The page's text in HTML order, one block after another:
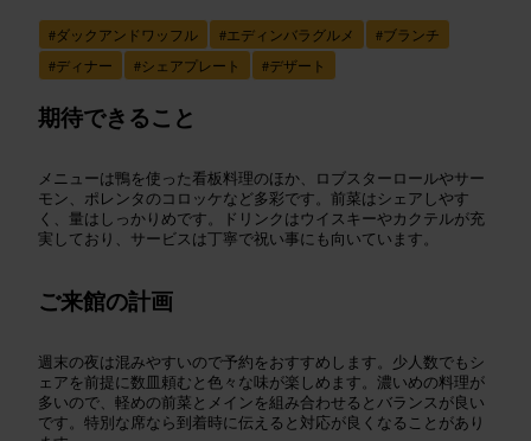
#ダックアンドワッフル #エディンバラグルメ #ブランチ
#ディナー #シェアプレート #デザート
期待できること
メニューは鴨を使った看板料理のほか、ロブスターロールやサー
モン、ポレンタのコロッケなど多彩です。前菜はシェアしやす
く、量はしっかりめです。ドリンクはウイスキーやカクテルが充
実しており、サービスは丁寧で祝い事にも向いています。
ご来館の計画
週末の夜は混みやすいので予約をおすすめします。少人数でもシ
ェアを前提に数皿頼むと色々な味が楽しめます。濃いめの料理が
多いので、軽めの前菜とメインを組み合わせるとバランスが良い
です。特別な席なら到着時に伝えると対応が良くなることがあり